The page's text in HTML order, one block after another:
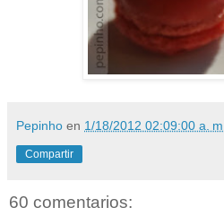
Pepinho en 1/18/2012 02:09:00 a. m.
Compartir
60 comentarios: